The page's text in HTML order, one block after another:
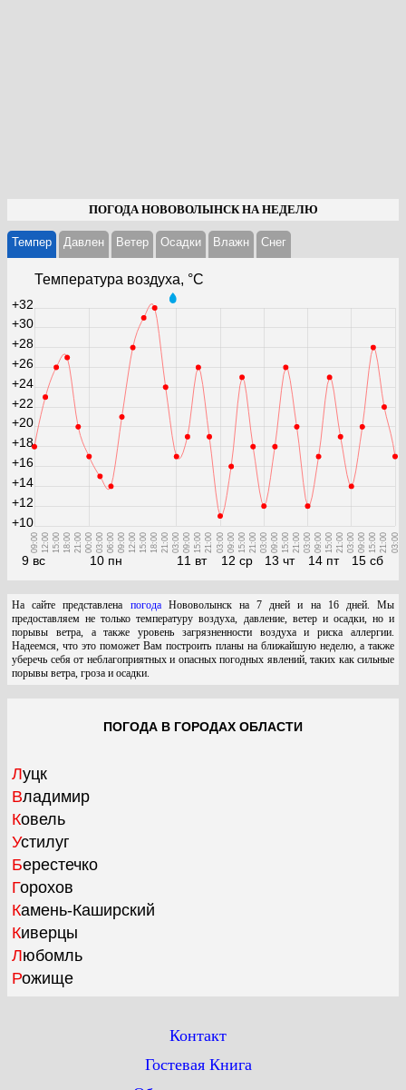
ПОГОДА НОВОВОЛЫНСК НА НЕДЕЛЮ
Темпер Давлен Ветер Осадки Влажн Cнег
Температура воздуха, °С
9 вс
09:00 12:00 15:00 18:00 21:00
10 пн
00:00 03:00 06:00 09:00 12:00 15:00 18:00 21:00
11 вт
03:00 09:00 15:00 21:00
12 ср
03:00 09:00 15:00 21:00
13 чт
03:00 09:00 15:00 21:00
14 пт
03:00 09:00 15:00 21:00
15 сб
03:00 09:00 15:00 21:00 03:00
+10
+12
+14
+16
+18
+20
+22
+24
+26
+28
+30
+32
На сайте представлена погодаНововолынск на 7 дней и на 16 дней. Мы
предоставляем не только температуру воздуха, давление, ветер и осадки, но и
порывы ветра, а также уровень загрязненности воздуха и риска аллергии.
Надеемся, что это поможет Вам построить планы на ближайшую неделю, а также
уберечь себя от неблагоприятных и опасных погодных явлений, таких как сильные
порывы ветра, гроза и осадки.
ПОГОДА В ГОРОДАХ ОБЛАСТИ
Луцк
Владимир
Ковель
Устилуг
Берестечко
Горохов
Камень-Каширский
Киверцы
Любомль
Рожище
Контакт
Гостевая Книга